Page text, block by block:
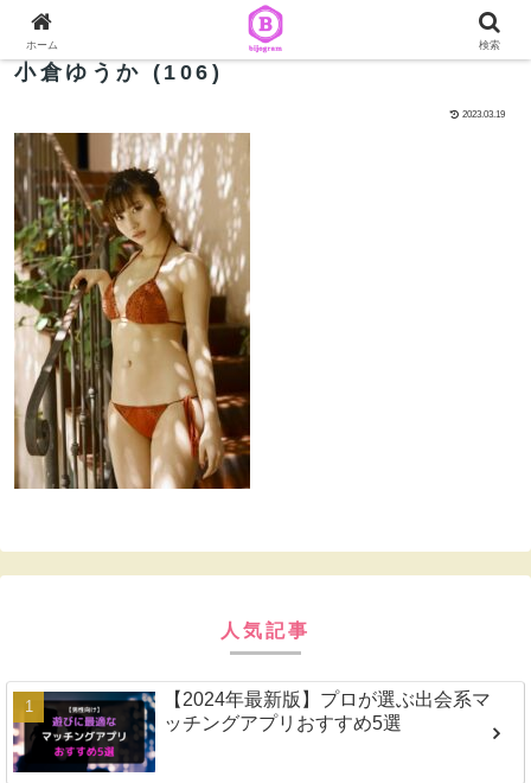
小倉ゆうか (106)
2023.03.19
人気記事
【2024年最新版】プロが選ぶ出会系マ
ッチングアプリおすすめ5選
ホーム 検索